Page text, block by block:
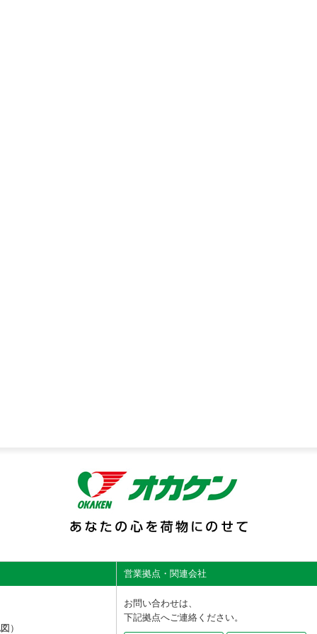
）
営業拠点・関連会社
お問い合わせは、
下記拠点へご連絡ください。